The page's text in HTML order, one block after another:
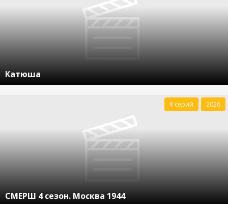
Катюша
СМЕРШ 4 сезон. Москва 1944
8 серий 2026